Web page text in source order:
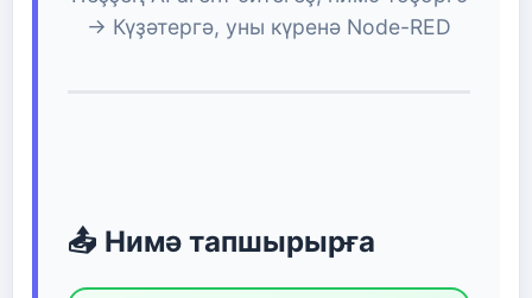
→ Күҙәтергә, уны күренә Node-RED
📤 Нимә тапшырырға